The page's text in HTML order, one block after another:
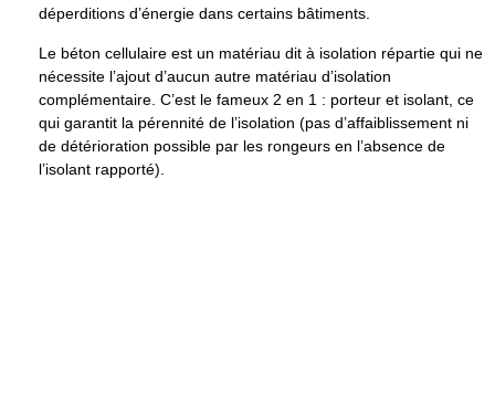
déperditions d’énergie dans certains bâtiments.
Le béton cellulaire est un matériau dit à isolation répartie qui ne
nécessite l’ajout d’aucun autre matériau d’isolation
complémentaire. C’est le fameux 2 en 1 : porteur et isolant, ce
qui garantit la pérennité de l’isolation (pas d’affaiblissement ni
de détérioration possible par les rongeurs en l’absence de
l’isolant rapporté).